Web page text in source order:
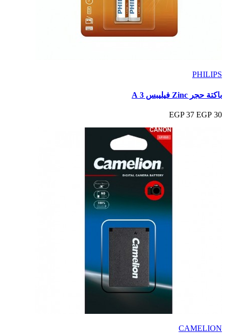
PHILIPS
باكتة حجر Zinc فيليبس 3 A
30 EGP
37 EGP
CAMELION